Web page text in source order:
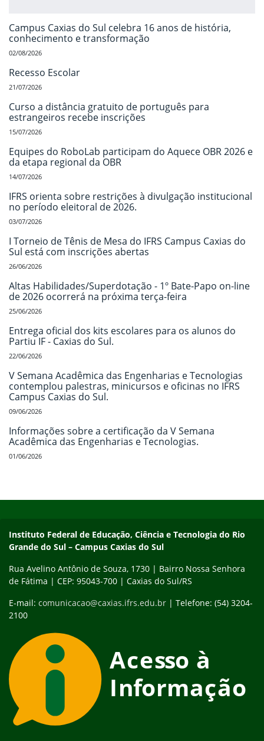
Campus Caxias do Sul celebra 16 anos de história,
conhecimento e transformação
02/08/2026
Recesso Escolar
21/07/2026
Curso a distância gratuito de português para
estrangeiros recebe inscrições
15/07/2026
Equipes do RoboLab participam do Aquece OBR 2026 e
da etapa regional da OBR
14/07/2026
IFRS orienta sobre restrições à divulgação institucional
no período eleitoral de 2026.
03/07/2026
I Torneio de Tênis de Mesa do IFRS Campus Caxias do
Sul está com inscrições abertas
26/06/2026
Altas Habilidades/Superdotação - 1º Bate-Papo on-line
de 2026 ocorrerá na próxima terça-feira
25/06/2026
Entrega oficial dos kits escolares para os alunos do
Partiu IF - Caxias do Sul.
22/06/2026
V Semana Acadêmica das Engenharias e Tecnologias
contemplou palestras, minicursos e oficinas no IFRS
Campus Caxias do Sul.
09/06/2026
Informações sobre a certificação da V Semana
Acadêmica das Engenharias e Tecnologias.
01/06/2026
Instituto Federal de Educação, Ciência e Tecnologia do Rio
Grande do Sul – Campus Caxias do Sul
Rua Avelino Antônio de Souza, 1730 | Bairro Nossa Senhora
de Fátima | CEP: 95043-700 | Caxias do Sul/RS
E-mail: comunicacao@caxias.ifrs.edu.br | Telefone: (54) 3204-
2100